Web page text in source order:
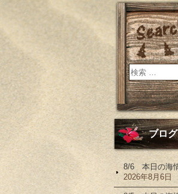
ブログ
8/6 本日の海
2026年8月6日